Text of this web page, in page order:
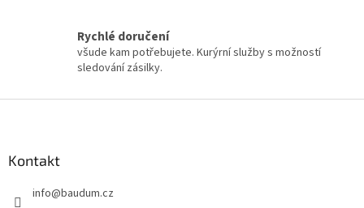
v
i
Rychlé doručení
všude kam potřebujete. Kurýrní služby s možností
sledování zásilky.
Kontakt
info@baudum.cz